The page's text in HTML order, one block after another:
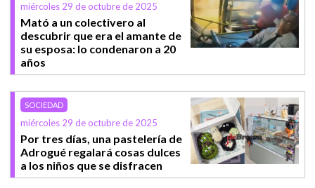
miércoles 29 de octubre de 2025
Mató a un colectivero al
descubrir que era el amante de
su esposa: lo condenaron a 20
años
SOCIEDAD
miércoles 29 de octubre de 2025
Por tres días, una pastelería de
Adrogué regalará cosas dulces
a los niños que se disfracen